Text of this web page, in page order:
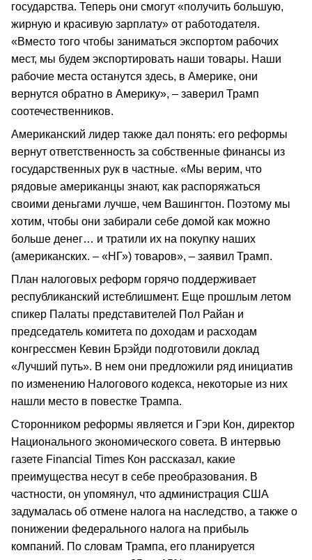
государства. Теперь они смогут «получить большую,
жирную и красивую зарплату» от работодателя.
«Вместо того чтобы заниматься экспортом рабочих
мест, мы будем экспортировать наши товары. Наши
рабочие места останутся здесь, в Америке, они
вернутся обратно в Америку», – заверил Трамп
соотечественников.
Американский лидер также дал понять: его реформы
вернут ответственность за собственные финансы из
государственных рук в частные. «Мы верим, что
рядовые американцы знают, как распоряжаться
своими деньгами лучше, чем Вашингтон. Поэтому мы
хотим, чтобы они забирали себе домой как можно
больше денег… и тратили их на покупку наших
(американских. – «НГ») товаров», – заявил Трамп.
План налоговых реформ горячо поддерживает
республиканский истеблишмент. Еще прошлым летом
спикер Палаты представителей Пол Райан и
председатель комитета по доходам и расходам
конгрессмен Кевин Брэйди подготовили доклад
«Лучший путь». В нем они предложили ряд инициатив
по изменению Налогового кодекса, некоторые из них
нашли место в повестке Трампа.
Сторонником реформы является и Гэри Кон, директор
Национального экономического совета. В интервью
газете Financial Times Кон рассказал, какие
преимущества несут в себе преобразования. В
частности, он упомянул, что администрация США
задумалась об отмене налога на наследство, а также о
понижении федерального налога на прибыль
компаний. По словам Трампа, его планируется